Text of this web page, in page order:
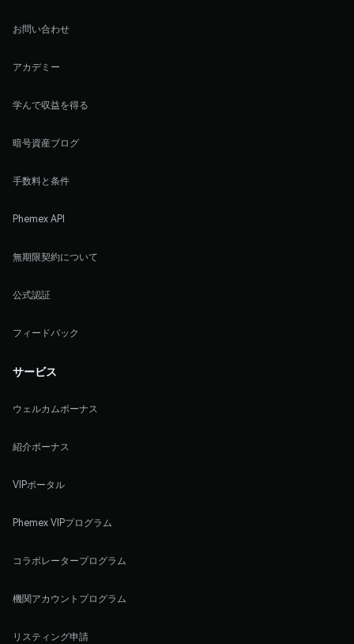
お問い合わせ
アカデミー
学んで収益を得る
暗号資産ブログ
手数料と条件
Phemex API
無期限契約について
公式認証
フィードバック
サービス
ウェルカムボーナス
紹介ボーナス
VIPポータル
Phemex VIPプログラム
コラボレータープログラム
機関アカウントプログラム
リスティング申請